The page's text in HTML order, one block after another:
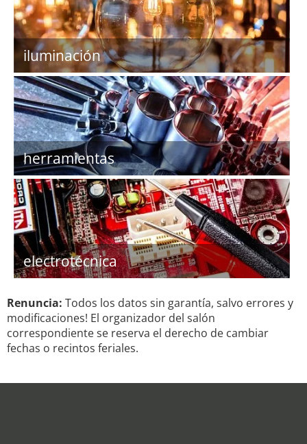
iluminación
herramientas
electrotécnica
Renuncia: Todos los datos sin garantía, salvo errores y
modificaciones! El organizador del salón
correspondiente se reserva el derecho de cambiar
fechas o recintos feriales.